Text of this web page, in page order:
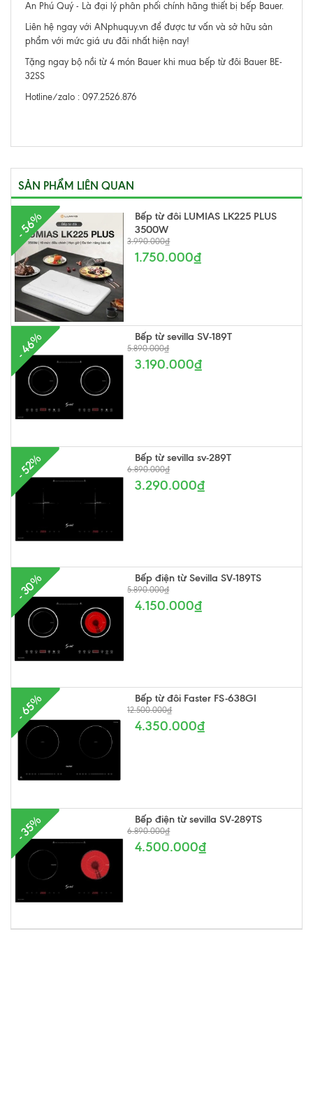
An Phú Quý - Là đại lý phân phối chính hãng thiết bị bếp Bauer.
Liên hệ ngay với ANphuquy.vn để được tư vấn và sở hữu sản
phẩm với mức giá ưu đãi nhất hiện nay!
Tặng ngay bộ nồi từ 4 món Bauer khi mua bếp từ đôi Bauer BE-
32SS
Hotline/zalo : 097.2526.876
SẢN PHẨM LIÊN QUAN
- 56%
Bếp từ đôi LUMIAS LK225 PLUS
3500W
3.990.000₫
1.750.000₫
- 46% Bếp từ sevilla SV-189T
5.890.000₫
3.190.000₫
- 52% Bếp từ sevilla sv-289T
6.890.000₫
3.290.000₫
- 30% Bếp điện từ Sevilla SV-189TS
5.890.000₫
4.150.000₫
- 65% Bếp từ đôi Faster FS-638GI
12.500.000₫
4.350.000₫
- 35% Bếp điện từ sevilla SV-289TS
6.890.000₫
4.500.000₫